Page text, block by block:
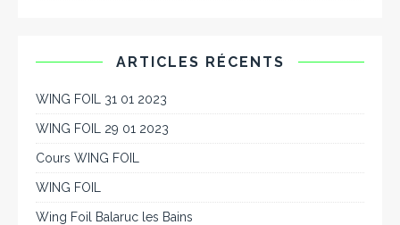
ARTICLES RÉCENTS
WING FOIL 31 01 2023
WING FOIL 29 01 2023
Cours WING FOIL
WING FOIL
Wing Foil Balaruc les Bains